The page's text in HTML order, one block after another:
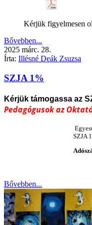
Kérjük figyelmesen
Bővebben...
2025 márc. 28.
Írta: Illésné Deák Zsuzsa
SZJA 1%
Kérjük támogassa az
Pedagógusok az
SZJA
Bővebben...